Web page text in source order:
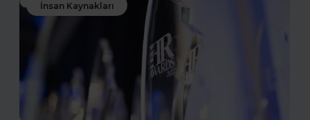
İnsan Kaynakları